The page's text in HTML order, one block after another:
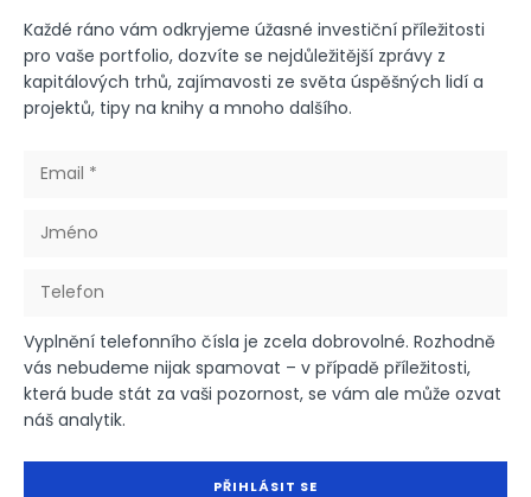
Každé ráno vám odkryjeme úžasné investiční příležitosti
pro vaše portfolio, dozvíte se nejdůležitější zprávy z
kapitálových trhů, zajímavosti ze světa úspěšných lidí a
projektů, tipy na knihy a mnoho dalšího.
Vyplnění telefonního čísla je zcela dobrovolné. Rozhodně
vás nebudeme nijak spamovat – v případě příležitosti,
která bude stát za vaši pozornost, se vám ale může ozvat
náš analytik.